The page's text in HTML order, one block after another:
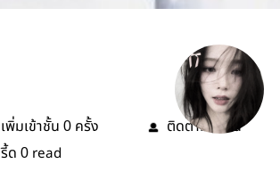
เพิ่มเข้าชั้น 0 ครั้ง ติดตาม0คน
รี้ด 0 read